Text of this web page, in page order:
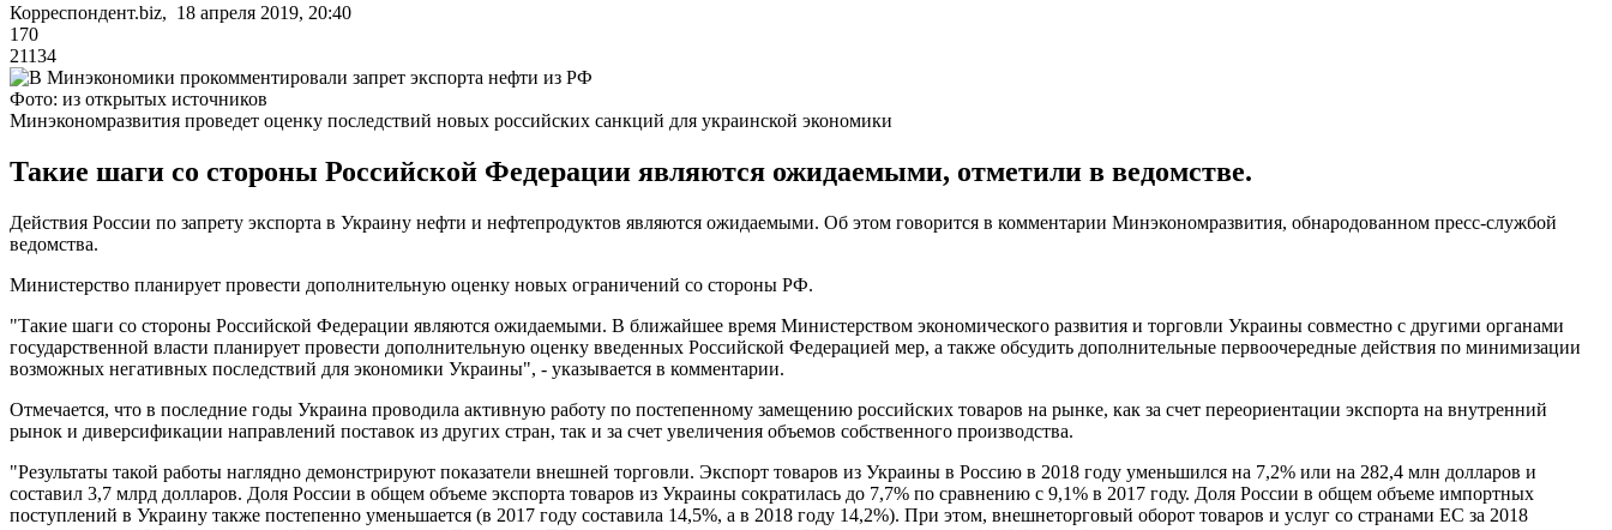
Корреспондент.biz, 18 апреля 2019, 20:40
170
21134
Фото: из открытых источников
Минэкономразвития проведет оценку последствий новых российских санкций для украинской экономики
Такие шаги со стороны Российской Федерации являются ожидаемыми, отметили в ведомстве.
Действия России по запрету экспорта в Украину нефти и нефтепродуктов являются ожидаемыми. Об этом говорится в комментарии Минэкономразвития, обнародованном пресс-службой
ведомства.
Министерство планирует провести дополнительную оценку новых ограничений со стороны РФ.
"Такие шаги со стороны Российской Федерации являются ожидаемыми. В ближайшее время Министерством экономического развития и торговли Украины совместно с другими органами
государственной власти планирует провести дополнительную оценку введенных Российской Федерацией мер, а также обсудить дополнительные первоочередные действия по минимизации
возможных негативных последствий для экономики Украины", - указывается в комментарии.
Отмечается, что в последние годы Украина проводила активную работу по постепенному замещению российских товаров на рынке, как за счет переориентации экспорта на внутренний
рынок и диверсификации направлений поставок из других стран, так и за счет увеличения объемов собственного производства.
"Результаты такой работы наглядно демонстрируют показатели внешней торговли. Экспорт товаров из Украины в Россию в 2018 году уменьшился на 7,2% или на 282,4 млн долларов и
составил 3,7 млрд долларов. Доля России в общем объеме экспорта товаров из Украины сократилась до 7,7% по сравнению с 9,1% в 2017 году. Доля России в общем объеме импортных
поступлений в Украину также постепенно уменьшается (в 2017 году составила 14,5%, а в 2018 году 14,2%). При этом, внешнеторговый оборот товаров и услуг со странами ЕС за 2018